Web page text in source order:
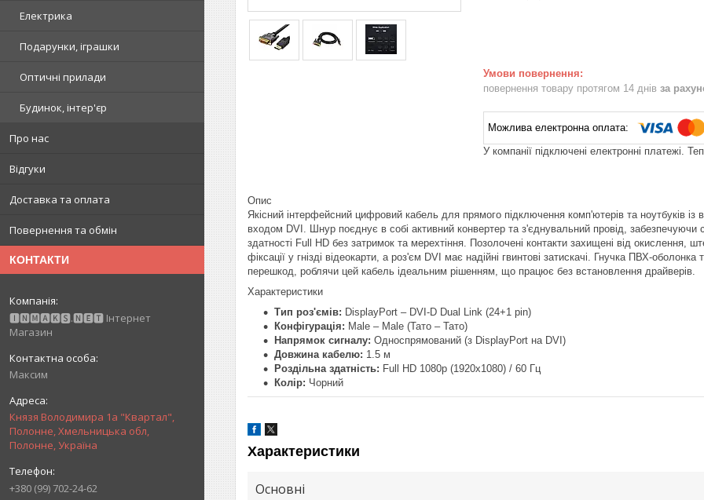
Електрика
Подарунки, іграшки
Оптичні прилади
Будинок, інтер'єр
Про нас
Відгуки
Доставка та оплата
Повернення та обмін
КОНТАКТИ
🅸🅽🅼🅰🅺🆂.🅽🅴🆃 Інтернет
Магазин
Максим
Князя Володимира 1а "Квартал",
Полонне, Хмельницька обл,
Полонне, Україна
+380 (99) 702-24-62
повернення товару протягом 14 днів за
У компанії підключені електронні платежі.
Опис
Якісний інтерфейсний цифровий кабель для прямого підключення комп'ютерів та ноутбуків із
входом DVI. Шнур поєднує в собі активний конвертер та з'єднувальний провід, забезпечуючи
здатності Full HD без затримок та мерехтіння. Позолочені контакти захищені від
фіксації у гнізді відеокарти, а роз'єм DVI має надійні гвинтові затискачі. Гнучка ПВХ-
перешкод, роблячи цей кабель ідеальним рішенням, що працює без встановлення драйверів.
Характеристики
Тип роз'ємів: DisplayPort – DVI-D Dual Link (24+1 pin)
Конфігурація: Male – Male (Тато – Тато)
Напрямок сигналу: Односпрямований (з DisplayPort на DVI)
Довжина кабелю: 1.5 м
Роздільна здатність: Full HD 1080p (1920x1080) / 60 Гц
Колір: Чорний
Характеристики
Основні